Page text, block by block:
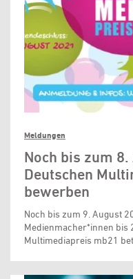
Meldungen
Noch bis zum
Deutschen
bewerben
Noch bis zum 9. August
Medienmacher*innen bis
Multimediapreis mb21